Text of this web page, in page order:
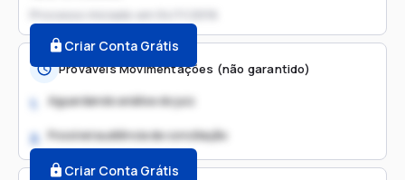
Processo iniciado em
Criar Conta Grátis
Prováveis Movimentações (não garantido)
1. Aguardando análise do juiz
2. Possível audiência de conciliação
Criar Conta Grátis